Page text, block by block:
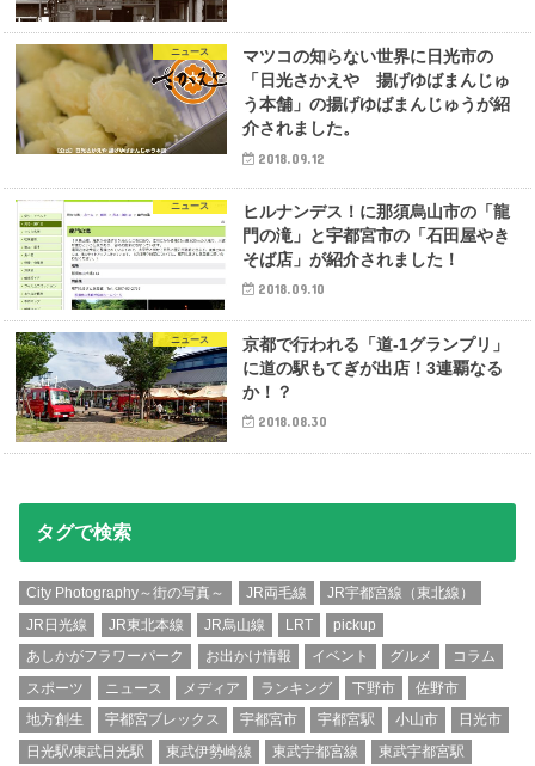
ニュース
マツコの知らない世界に日光市の
「日光さかえや 揚げゆばまんじゅ
う本舗」の揚げゆばまんじゅうが紹
介されました。
2018.09.12
ニュース
ヒルナンデス！に那須烏山市の「龍
門の滝」と宇都宮市の「石田屋やき
そば店」が紹介されました！
2018.09.10
ニュース
京都で行われる「道-1グランプリ」
に道の駅もてぎが出店！3連覇なる
か！？
2018.08.30
タグで検索
City Photography～街の写真～ JR両毛線
JR宇都宮線（東北線）
JR日光線
JR東北本線 JR烏山線 LRT
pickup
あしかがフラワーパーク
お出かけ情報 イベント グルメ
コラム
スポーツ
ニュース メディア ランキング 下野市
佐野市
地方創生
宇都宮ブレックス 宇都宮市 宇都宮駅 小山市
日光市
日光駅/東武日光駅
東武伊勢崎線 東武宇都宮線
東武宇都宮駅